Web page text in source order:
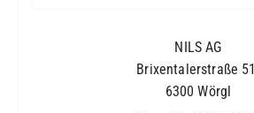
NILS AG
Brixentalerstraße 51
6300 Wörgl